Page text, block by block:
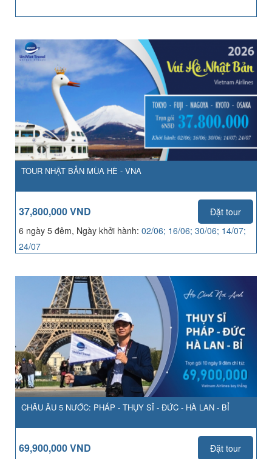
TOUR NHẬT BẢN MÙA HÈ - VNA
37,800,000 VND
Đặt tour
6 ngày 5 đêm, Ngày khởi hành: 02/06; 16/06; 30/06; 14/07;
24/07
CHÂU ÂU 5 NƯỚC: PHÁP - THỤY SĨ - ĐỨC - HÀ LAN - BỈ
69,900,000 VND
Đặt tour